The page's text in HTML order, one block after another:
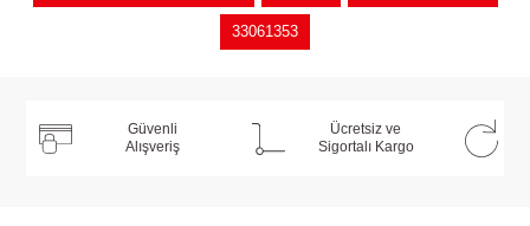
33061353
Güvenli
Alışveriş
Ücretsiz ve
Sigortalı Kargo